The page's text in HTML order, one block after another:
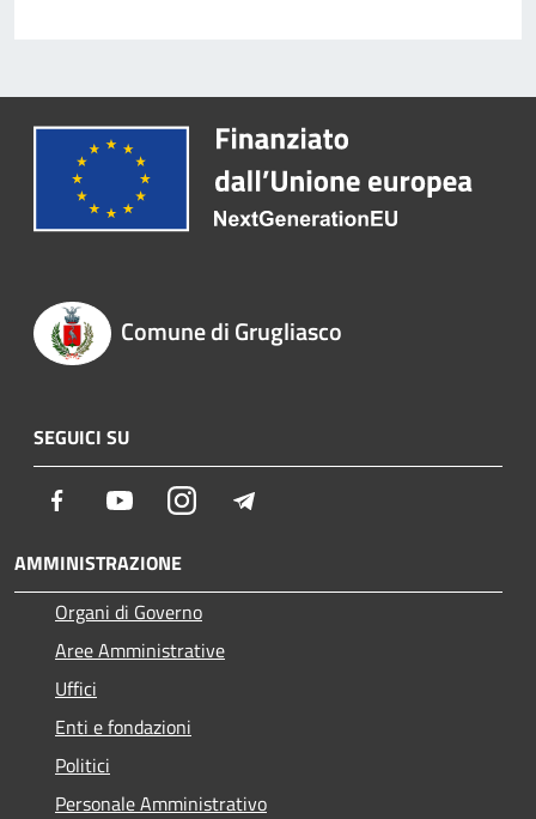
Comune di Grugliasco
SEGUICI SU
Facebook YoutubeInstagram
AMMINISTRAZIONE
Organi di Governo
Aree Amministrative
Uffici
Enti e fondazioni
Politici
Personale Amministrativo